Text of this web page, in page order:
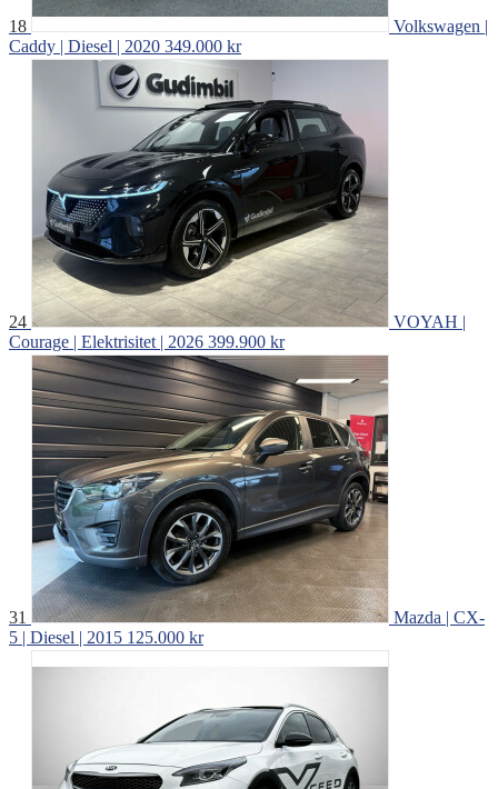
18
Volkswagen |
Caddy | Diesel | 2020 349.000 kr
24
VOYAH |
Courage | Elektrisitet | 2026 399.900 kr
31
Mazda | CX-
5 | Diesel | 2015 125.000 kr